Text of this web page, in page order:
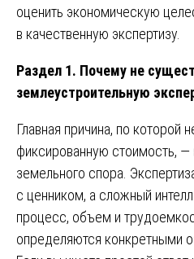
оценить экономическую
в качественную экспертизу.
Раздел 1. Почему не
землеустроительную
Главная причина, по которой
фиксированную стоимость, —
земельного спора.
с ценником, а сложный
процесс, объем и
определяются конкретными